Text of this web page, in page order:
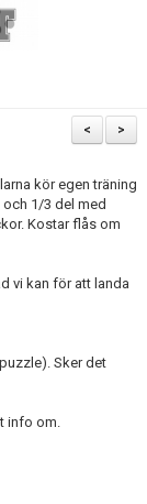
>
<
kör egen träning
1/3 del med
Kostar flås om
vi kan för att landa
Sker det
info om.